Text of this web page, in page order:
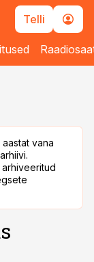
Telli
vana